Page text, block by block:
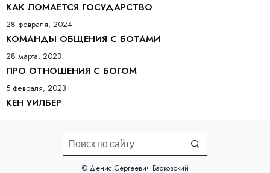
КАК ЛОМАЕТСЯ ГОСУДАРСТВО
28 февраля, 2024
КОМАНДЫ ОБЩЕНИЯ С БОТАМИ
28 марта, 2023
ПРО ОТНОШЕНИЯ С БОГОМ
5 февраля, 2023
КЕН УИЛБЕР
©️ Денис Сергеевич Басковский